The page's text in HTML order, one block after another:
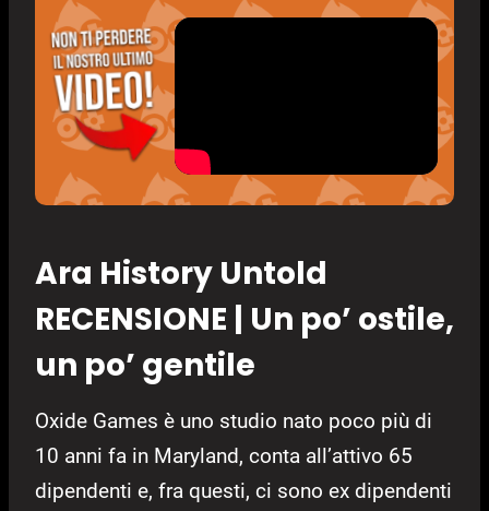
Ara History Untold
RECENSIONE | Un po’ ostile,
un po’ gentile
Oxide Games è uno studio nato poco più di
10 anni fa in Maryland, conta all’attivo 65
dipendenti e, fra questi, ci sono ex dipendenti